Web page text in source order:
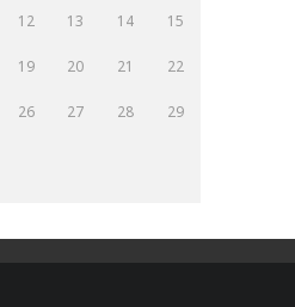
12 13 14 15
19 20 21 22
26 27 28 29